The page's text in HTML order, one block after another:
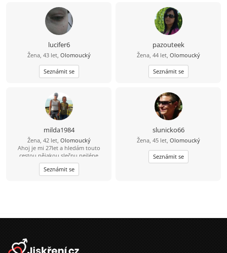
štěstí...
rovnováhu. Vůbec nevím, jak by měl
vypadat, kromě toho, že to bude
žena, ale chci to hledat a a jsem
ochotná být trpělivá, než to
vzájemně zjistíme :-)
lucifer6
Žena, 43 let, Olomoucký
Seznámit se
pazouteek
Žena, 44 let, Olomoucký
Seznámit se
milda1984
Žena, 42 let, Olomoucký
Ahoj je mi 27let a hledám touto
cestou nějakou slečnu nejlépe
holčičího typu.ozve se nějaká zatím
na psaní a třeba časem víc?
Seznámit se
slunicko66
Žena, 45 let, Olomoucký
Seznámit se